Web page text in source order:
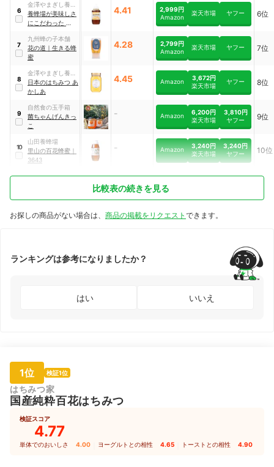
6
金澤やまぎし養蜂
場
養蜂場が美味しさ
にこだわった 純粋
4.41
2,999円
Amazon
楽天市場 ヤフー 6位
7
九州蜂の子本舗
花の道 ｜ 生きる蜂
蜜
4.28
2,799円
Amazon
楽天市場 ヤフー 7位
8
金澤やまぎし養蜂
場
日本のはちみつ あ
かしあ
4.45 Amazon
3,672円
楽天市場
ヤフー 8位
9
自然食の玉手箱
菌ちゃんげんきっ
こ
- Amazon
6,200円
楽天市場
3,810円
ヤフー
9位
10
山田養蜂場
里山の百花蜂蜜 ｜
3643
- Amazon
3,240円
楽天市場
3,240円
ヤフー
10位
比較表の続きを見る
お探しの商品がない場合は、 商品の掲載をリクエスト できます。
ランキングは参考になりましたか？
はい いいえ
1位 検証1位
はちみつ家
国産純粋百花はちみつ
検証スコア
4.77
単体でのおいしさ 4.00 ヨーグルトとの相性 4.65 トーストとの相性 4.90